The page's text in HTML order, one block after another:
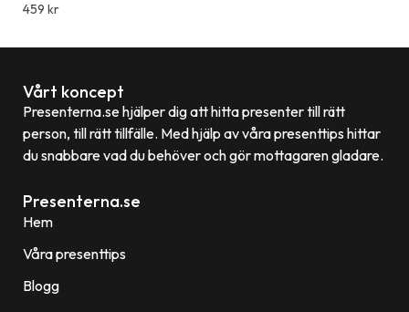
459 kr
Vårt koncept
Presenterna.se hjälper dig att hitta presenter till rätt
person, till rätt tillfälle. Med hjälp av våra presenttips hittar
du snabbare vad du behöver och gör mottagaren gladare.
Presenterna.se
Hem
Våra presenttips
Blogg